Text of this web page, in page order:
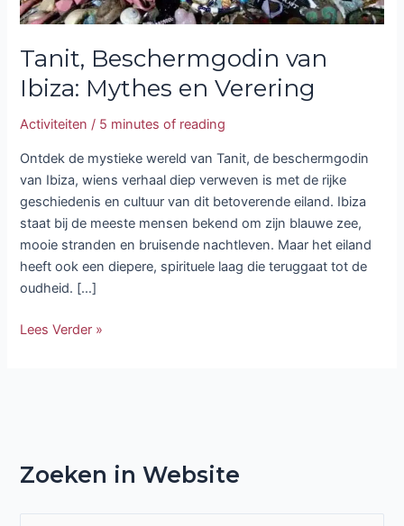
Tanit, Beschermgodin van
Ibiza: Mythes en Verering
Activiteiten / 5 minutes of reading
Ontdek de mystieke wereld van Tanit, de beschermgodin
van Ibiza, wiens verhaal diep verweven is met de rijke
geschiedenis en cultuur van dit betoverende eiland. Ibiza
staat bij de meeste mensen bekend om zijn blauwe zee,
mooie stranden en bruisende nachtleven. Maar het eiland
heeft ook een diepere, spirituele laag die teruggaat tot de
oudheid. […]
Lees Verder »
Zoeken in Website